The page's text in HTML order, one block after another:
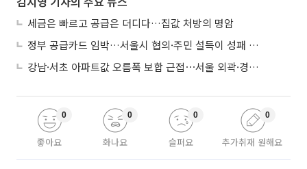
세금은 빠르고 공급은 더디다…집값 처방의 명암
정부 공급카드 임박…서울시 협의·주민 설득이 성패 가른다
강남·서초 아파트값 오름폭 보합 근접⋯서울 외곽·경기 남부 중심 매수세
좋아요
0
화나요
0
슬퍼요
0
추가취재 원해요
0